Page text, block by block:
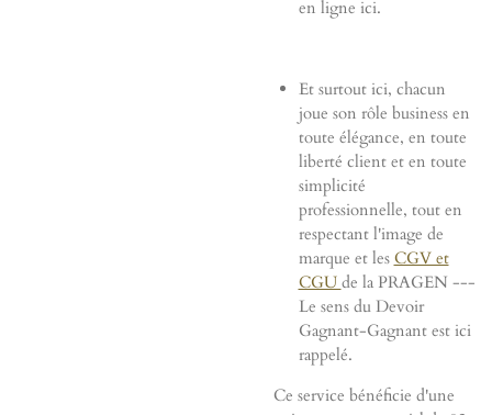
en ligne ici.
Et surtout ici, chacun
joue son rôle business en
toute élégance, en toute
liberté client et en toute
simplicité
professionnelle, tout en
respectant l'image de
marque et les CGV et
CGU de la PRAGEN ---
Le sens du Devoir
Gagnant-Gagnant est ici
rappelé.
Ce service bénéficie d'une